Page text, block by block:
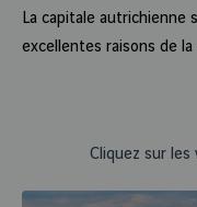
La capitale autrichienne
excellentes raisons de
Cliquez sur les